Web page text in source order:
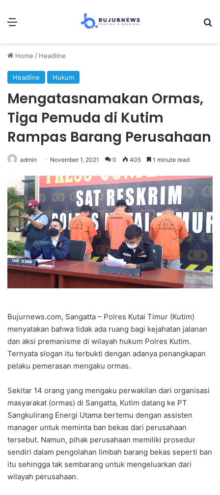
Menu
Home / Headline
Headline Hukum
Mengatasnamakan Ormas,
Tiga Pemuda di Kutim
Rampas Barang Perusahaan
admin November 1, 2021 0 405 1 minute read
Bujurnews.com, Sangatta – Polres Kutai Timur (Kutim)
menyatakan bahwa tidak ada ruang bagi kejahatan jalanan
dan aksi premanisme di wilayah hukum Polres Kutim.
Ternyata slogan itu terbukti dengan adanya penangkapan
pelaku pemerasan mengaku ormas.
Sekitar 14 orang yang mengaku perwakilan dari organisasi
masyarakat (ormas) di Sangatta, Kutim datang ke PT
Sangkulirang Energi Utama bertemu dengan assisten
manager untuk meminta ban bekas dari perusahaan
tersebut. Namun, pihak perusahaan memiliki prosedur
sendiri dalam pengolahan limbah barang bekas seperti ban
itu sehingga tak sembarang untuk mengeluarkan dari
wilayah perusahaan.